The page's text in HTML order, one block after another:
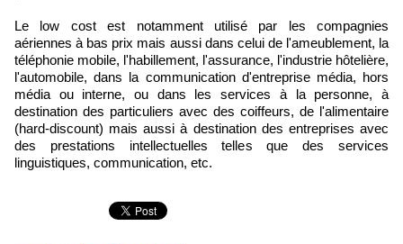
Le low cost est notamment utilisé par les compagnies
aériennes à bas prix mais aussi dans celui de l'ameublement, la
téléphonie mobile, l'habillement, l'assurance, l'industrie hôtelière,
l'automobile, dans la communication d'entreprise média, hors
média ou interne, ou dans les services à la personne, à
destination des particuliers avec des coiffeurs, de l'alimentaire
(hard-discount) mais aussi à destination des entreprises avec
des prestations intellectuelles telles que des services
linguistiques, communication, etc.